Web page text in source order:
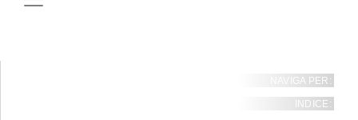
NAVIGA PER:
INDICE: